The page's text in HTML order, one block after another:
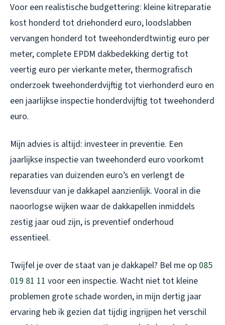
Voor een realistische budgettering: kleine kitreparatie
kost honderd tot driehonderd euro, loodslabben
vervangen honderd tot tweehonderdtwintig euro per
meter, complete EPDM dakbedekking dertig tot
veertig euro per vierkante meter, thermografisch
onderzoek tweehonderdvijftig tot vierhonderd euro en
een jaarlijkse inspectie honderdvijftig tot tweehonderd
euro.
Mijn advies is altijd: investeer in preventie. Een
jaarlijkse inspectie van tweehonderd euro voorkomt
reparaties van duizenden euro’s en verlengt de
levensduur van je dakkapel aanzienlijk. Vooral in die
naoorlogse wijken waar de dakkapellen inmiddels
zestig jaar oud zijn, is preventief onderhoud
essentieel.
Twijfel je over de staat van je dakkapel? Bel me op 085
019 81 11 voor een inspectie. Wacht niet tot kleine
problemen grote schade worden, in mijn dertig jaar
ervaring heb ik gezien dat tijdig ingrijpen het verschil